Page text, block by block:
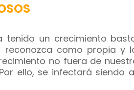
tenido un crecimiento
como propia y
no fuera de
ello, se infectará siendo